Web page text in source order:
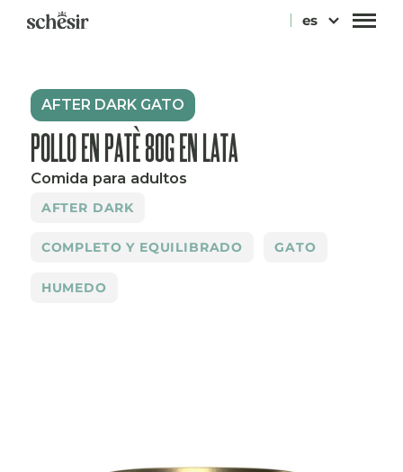
directamente
es
AFTER DARK GATO
POLLO EN PATÈ 80G EN LATA
Comida para adultos
AFTER DARK
COMPLETO Y EQUILIBRADO GATO
HUMEDO